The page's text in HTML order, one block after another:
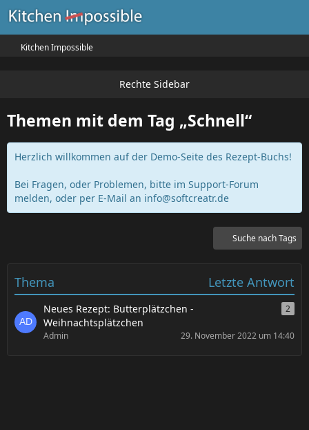
Kitchen Impossible
Themen mit dem Tag „Schnell“
Herzlich willkommen auf der Demo-Seite des Rezept-Buchs!
Bei Fragen, oder Problemen, bitte im Support-Forum
melden, oder per E-Mail an info@softcreatr.de
Suche nach Tags
Thema Letzte Antwort
Neues Rezept: Butterplätzchen -
Weihnachtsplätzchen
2
Admin 29. November 2022 um 14:40